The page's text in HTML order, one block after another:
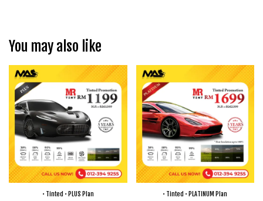
You may also like
• Tinted • PLUS Plan • Tinted • PLATINUM Plan